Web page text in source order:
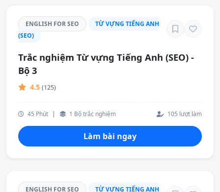
ENGLISH FOR SEO
TỪ VỰNG TIẾNG ANH
(SEO)
Trắc nghiệm Từ vựng Tiếng Anh (SEO) -
Bộ 3
4.5 (125)
45 Phút | 1 Bộ trắc nghiệm 105 lượt làm
Làm bài ngay
ENGLISH FOR SEO TỪ VỰNG TIẾNG ANH